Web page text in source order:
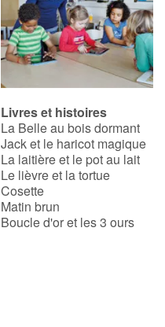
Livres et histoires
La Belle au bois dormant
Jack et le haricot magique
La laitière et le pot au lait
Le lièvre et la tortue
Cosette
Matin brun
Boucle d'or et les 3 ours